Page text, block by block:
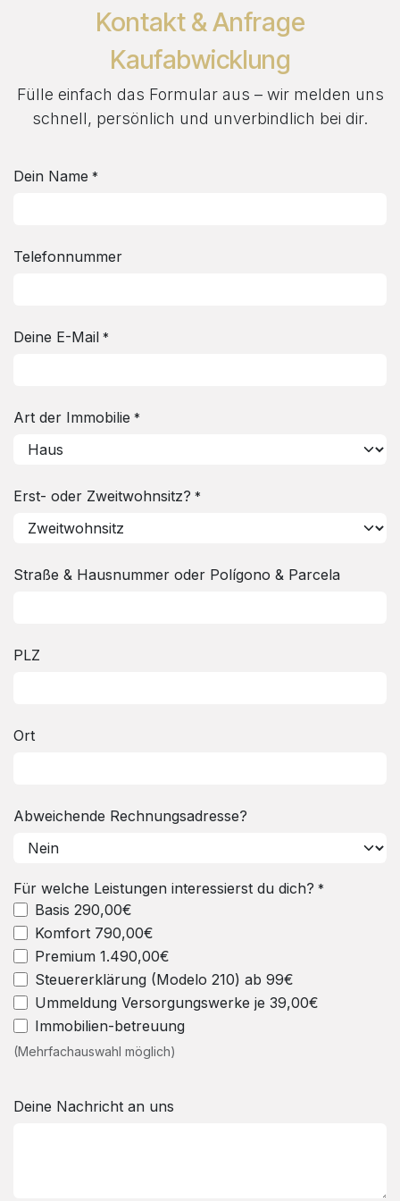
Zum Inhalt springenKontakt & Anfrage
Kaufabwicklung
Fülle einfach das Formular aus – wir melden uns
schnell, persönlich und unverbindlich bei dir.
Dein Name *
Telefonnummer
Deine E-Mail *
Art der Immobilie *
Erst- oder Zweitwohnsitz? *
Straße & Hausnummer oder Polígono & Parcela
PLZ
Ort
Abweichende Rechnungsadresse?
Für welche Leistungen interessierst du dich? *
Basis 290,00€
Komfort 790,00€
Premium 1.490,00€
Steuererklärung (Modelo 210) ab 99€
Ummeldung Versorgungswerke je 39,00€
Immobilien-betreuung
(Mehrfachauswahl möglich)
Deine Nachricht an uns